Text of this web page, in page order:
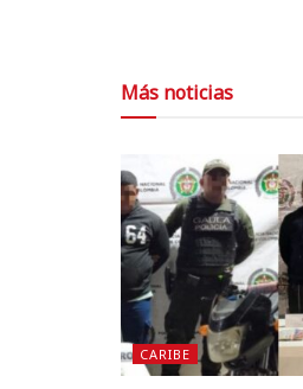
Más noticias
CARIBE